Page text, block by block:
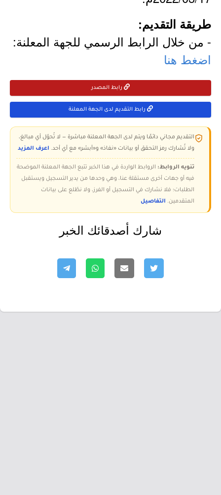
طريقة التقديم:
- من خلال الرابط الرسمي للجهة المعلنة:
اضغط هنا
رابط المصدر
رابط التقديم لدى الجهة المعلنة
التقديم مجاني دائمًا ويتم لدى الجهة المعلنة مباشرة — لا تُحوّل أي مبالغ،
ولا تُشارك رمز التحقق أو بيانات «نفاذ» و«أبشر» مع أي أحد. اعرف المزيد
تنويه الروابط: الروابط الواردة في هذا الخبر تتبع الجهة المعلنة الموضحة
فيه أو جهات أخرى مستقلة عنا، وهي وحدها من يدير التسجيل ويستقبل
الطلبات؛ فلا نشارك في التسجيل أو الفرز، ولا نطّلع على بيانات
المتقدمين. التفاصيل
شارك أصدقائك الخبر